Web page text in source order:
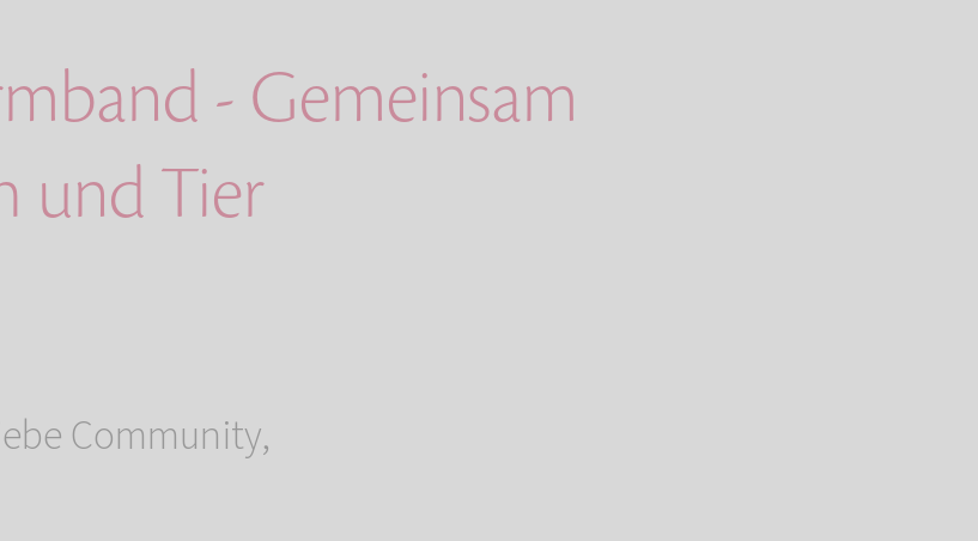
- Gemeinsam
und Tier
Community,